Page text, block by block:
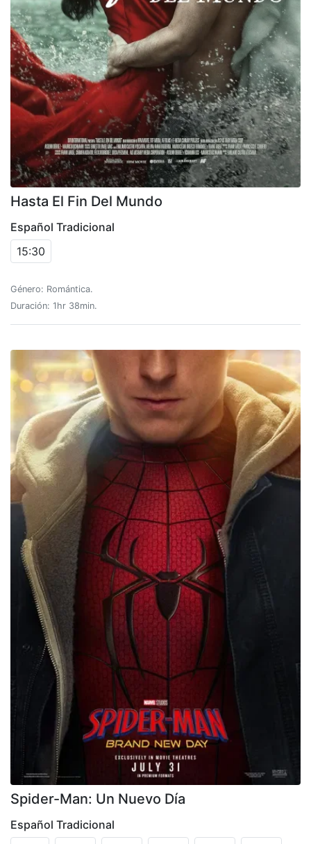
Hasta El Fin Del Mundo
Español Tradicional
15:30
Género: Romántica.
Duración: 1hr 38min.
Spider-Man: Un Nuevo Día
Español Tradicional